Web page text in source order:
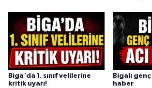
Biga'da 1. sınıf velilerine
kritik uyarı!
Bigalı
haber